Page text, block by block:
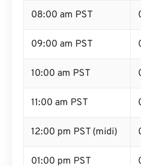
08:00 am PST
09:00 am PST
10:00 am PST
11:00 am PST
12:00 pm PST (midi)
01:00 pm PST